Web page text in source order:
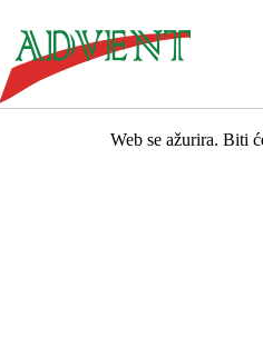
Web se ažurira. Biti